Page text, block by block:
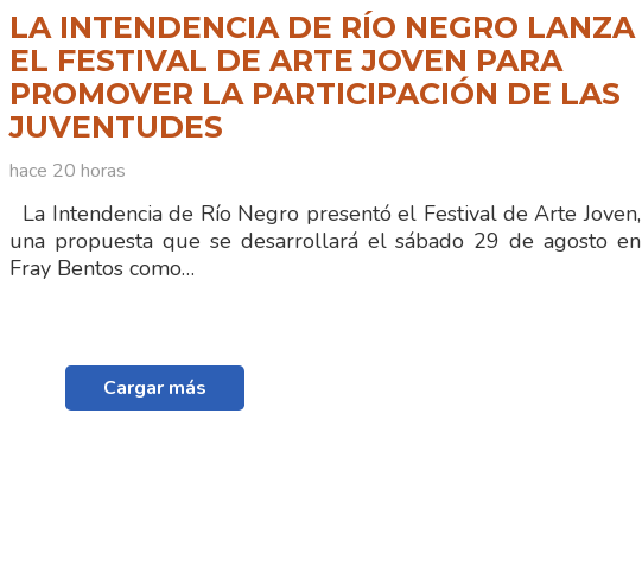
LA INTENDENCIA DE RÍO NEGRO LANZA
EL FESTIVAL DE ARTE JOVEN PARA
PROMOVER LA PARTICIPACIÓN DE LAS
JUVENTUDES
hace 20 horas
La Intendencia de Río Negro presentó el Festival de Arte Joven,
una propuesta que se desarrollará el sábado 29 de agosto en
Fray Bentos como…
Cargar más